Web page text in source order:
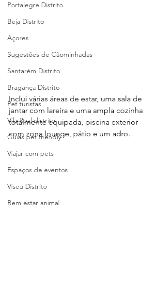
Portalegre Distrito
Beja Distrito
Açores
Sugestões de Cãominhadas
Santarém Distrito
Bragança Distrito
Pet turistas
Vila Real distrito
Guias pet friendly
Viajar com pets
Espaços de eventos
Viseu Distrito
Bem estar animal
Inclui várias áreas de estar, uma sala de
jantar com lareira e uma ampla cozinha
totalmente equipada, piscina exterior
com zona lounge, pátio e um adro.